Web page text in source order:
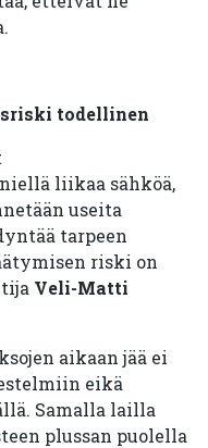
todellinen
liikaa sähköä,
useita
tarpeen
riski on
Veli-Matti
aikaan jää ei
eikä
Samalla lailla
plussan puolella